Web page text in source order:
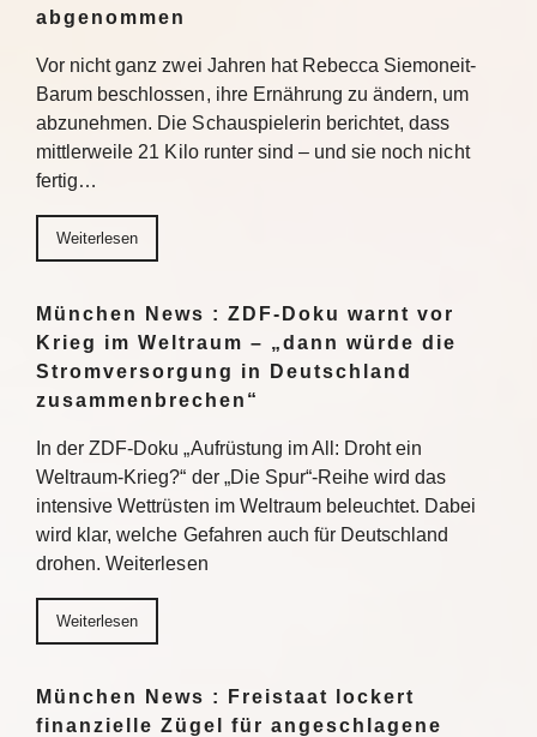
abgenommen
Vor nicht ganz zwei Jahren hat Rebecca Siemoneit-
Barum beschlossen, ihre Ernährung zu ändern, um
abzunehmen. Die Schauspielerin berichtet, dass
mittlerweile 21 Kilo runter sind – und sie noch nicht
fertig…
Weiterlesen
München News : ZDF-Doku warnt vor
Krieg im Weltraum – „dann würde die
Stromversorgung in Deutschland
zusammenbrechen“
In der ZDF-Doku „Aufrüstung im All: Droht ein
Weltraum-Krieg?“ der „Die Spur“-Reihe wird das
intensive Wettrüsten im Weltraum beleuchtet. Dabei
wird klar, welche Gefahren auch für Deutschland
drohen. Weiterlesen
Weiterlesen
München News : Freistaat lockert
finanzielle Zügel für angeschlagene